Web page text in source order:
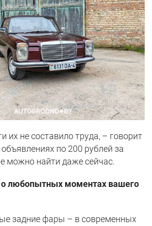
их не составило труда, – говорит
по 200 рублей за
можно найти даже сейчас.
о любопытных моментах вашего
задние фары – в современных